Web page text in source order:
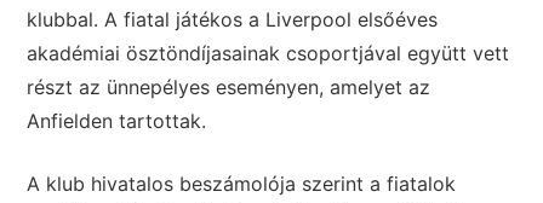
klubbal. A fiatal játékos a Liverpool elsőéves
akadémiai ösztöndíjasainak csoportjával együtt vett
részt az ünnepélyes eseményen, amelyet az
Anfielden tartottak.
A klub hivatalos beszámolója szerint a fiatalok